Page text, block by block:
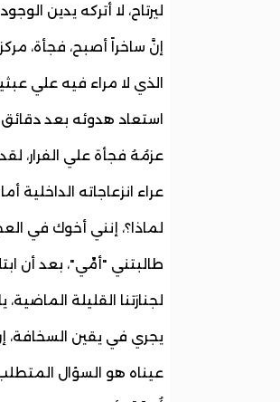
ليرتاح، لا أتركه يدين
إنَّ ساخراً أصبح، فجأة،
الذي لا مراء فيه علي
استعاد هدوئه بعد دقائق
عزمُهُ فجأة علي الفرار،
عراء انزعاجاته الداخلية
لماذا؟، إنني أخوك في
طالبتني "أمِّي"، بعد أن
لجنازتنا القليلة
يجري في يقين السخافة،
عيناه هو السؤال